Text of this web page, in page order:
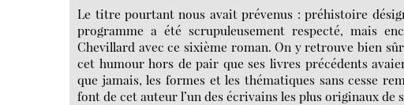
Le titre pourtant nous avait prévenus : préhistoire
programme a été scrupuleusement respecté, mais
Chevillard avec ce sixième roman. On y retrouve bien
cet humour hors de pair que ses livres précédents
que jamais, les formes et les thématiques sans cesse
font de cet auteur l’un des écrivains les plus originaux de